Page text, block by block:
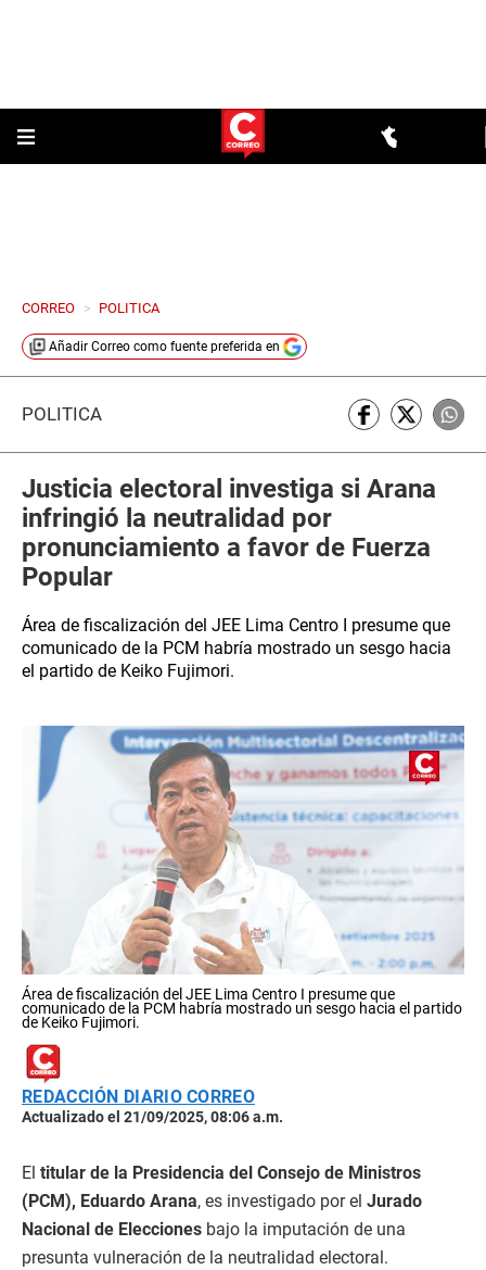
CORREO > POLITICA
Añadir Correo como fuente preferida en
POLÍTICA
Justicia electoral investiga si Arana
infringió la neutralidad por
pronunciamiento a favor de Fuerza
Popular
Área de fiscalización del JEE Lima Centro I presume que
comunicado de la PCM habría mostrado un sesgo hacia
el partido de Keiko Fujimori.
Área de fiscalización del JEE Lima Centro I presume que
comunicado de la PCM habría mostrado un sesgo hacia el partido
de Keiko Fujimori.
REDACCIÓN DIARIO CORREO
Actualizado el 21/09/2025, 08:06 a.m.
El titular de la Presidencia del Consejo de Ministros
(PCM), Eduardo Arana, es investigado por el Jurado
Nacional de Elecciones bajo la imputación de una
presunta vulneración de la neutralidad electoral.